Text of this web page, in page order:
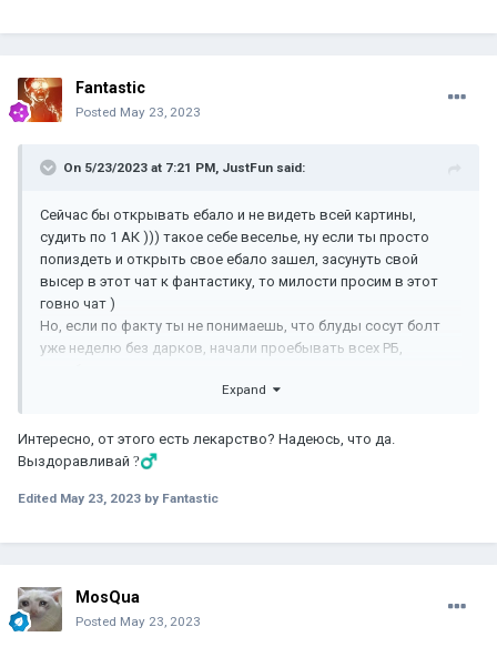
Fantastic
Posted May 23, 2023
On 5/23/2023 at 7:21 PM, JustFun said:
Сейчас бы открывать ебало и не видеть всей картины,
судить по 1 АК ))) такое себе веселье, ну если ты просто
попиздеть и открыть свое ебало зашел, засунуть свой
высер в этот чат к фантастику, то милости просим в этот
говно чат )
Но, если по факту ты не понимаешь, что блуды сосут болт
уже неделю без дарков, начали проебывать всех РБ,
ты ебать слепое чудо нахуй )
дарков играя на равне ( хотя имея буст по РБ и хиро, дарки
же помогли все сделать) и пиздуют в ебаный кенсел как
поэтому с начала сервера на масухах хуярятся лохи ) ебаная
А то что обиженок сегодня собралось немного меньше и они
100% нельзя никак, даже таким помойкам как блудам (
разумеется если дарки не придут на помощь )
Немощные
Expand
Интересно, от этого есть лекарство? Надеюсь, что да.
Выздоравливай ?‍♂️
Edited May 23, 2023 by Fantastic
MosQua
Posted May 23, 2023